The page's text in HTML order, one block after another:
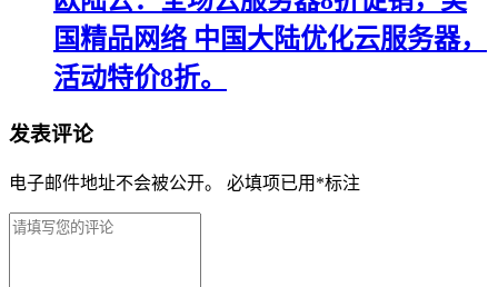
国精品网络 中国大陆优化云服务器，
活动特价8折。
发表评论
电子邮件地址不会被公开。 必填项已用 *标注